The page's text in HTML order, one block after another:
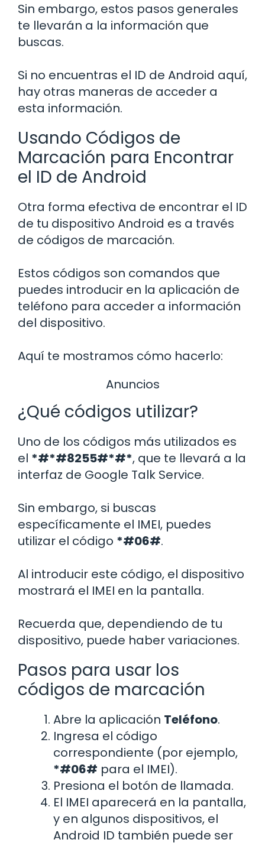
Sin embargo, estos pasos generales
te llevarán a la información que
buscas.
Si no encuentras el ID de Android aquí,
hay otras maneras de acceder a
esta información.
Usando Códigos de
Marcación para Encontrar
el ID de Android
Otra forma efectiva de encontrar el ID
de tu dispositivo Android es a través
de códigos de marcación.
Estos códigos son comandos que
puedes introducir en la aplicación de
teléfono para acceder a información
del dispositivo.
Aquí te mostramos cómo hacerlo:
Anuncios
¿Qué códigos utilizar?
Uno de los códigos más utilizados es
el *#*#8255#*#*, que te llevará a la
interfaz de Google Talk Service.
Sin embargo, si buscas
específicamente el IMEI, puedes
utilizar el código *#06#.
Al introducir este código, el dispositivo
mostrará el IMEI en la pantalla.
Recuerda que, dependiendo de tu
dispositivo, puede haber variaciones.
Pasos para usar los
códigos de marcación
Abre la aplicación Teléfono.
Ingresa el código
correspondiente (por ejemplo,
*#06# para el IMEI).
Presiona el botón de llamada.
El IMEI aparecerá en la pantalla,
y en algunos dispositivos, el
Android ID también puede ser